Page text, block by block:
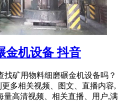
金机设备 抖音
找矿用物料细磨碾金机设备吗？
多相关视频、图文、直播内容,
量高清视频、相关直播、用户,满